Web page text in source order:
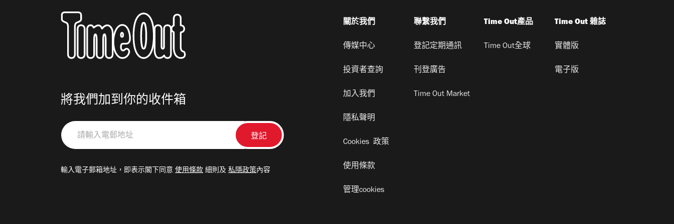
將我們加到你的收件箱
請
輸
郵
輸入電子郵箱地址，即表示閣下同意 使用條款 細則及 私隱政策內容
關於我們
傳媒中心
投資者查詢
加入我們
隱私聲明
Cookies 政策
使用條款
管理cookies
聯繫我們
登記定期通訊
刊登廣告
Time Out Market
Time Out產品
Time Out全球
Time Out 雜誌
實體版
電子版